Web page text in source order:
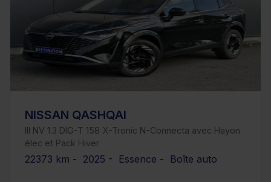
NISSAN QASHQAI
III NV 1.3 DIG-T 158 X-Tronic N-Connecta avec Hayon
élec et Pack Hiver
22373 km - 2025 - Essence - Boîte auto